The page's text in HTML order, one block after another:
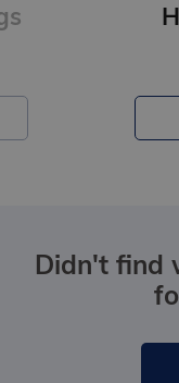
Didn't find